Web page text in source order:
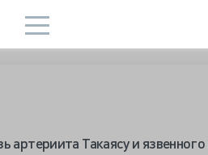
артериита Такаясу и